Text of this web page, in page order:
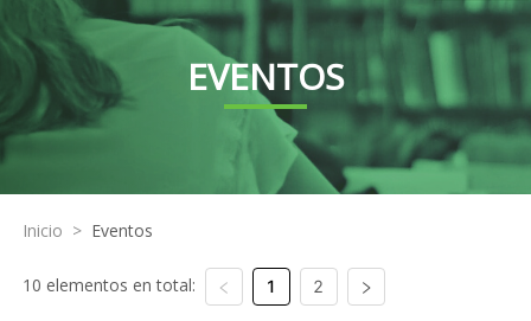
EVENTOS
Inicio > Eventos
10 elementos en total: 1 2